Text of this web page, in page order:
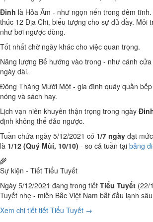
Đinh là Hỏa Âm - như ngọn nến trong đêm
thúc 12 Địa Chi, biểu tượng cho sự đủ đầy. Môi
như bơi ngược dòng.
Tốt nhất chờ ngày khác cho việc quan trọng.
Năng lượng Bế hướng vào trong - như cánh
ngày dài.
Đông Tháng Mười Một - gia đình quây quần
nóng và sách hay.
Lịch vạn niên khuyên thận trọng trong ngày
định không thể đảo ngược.
Tuần chứa ngày 5/12/2021 có 1/7 ngày đạt
là 1/12 (Quý Mùi, 10/10) - so cả tuần tại bảng
🌾
Sự kiện - Tiết Tiểu Tuyết
Ngày 5/12/2021 đang trong tiết Tiểu Tuyết (22/
Tuyết nhẹ - miền Bắc Việt Nam bắt đầu lạnh
Xem chi tiết tiết Tiểu Tuyết →